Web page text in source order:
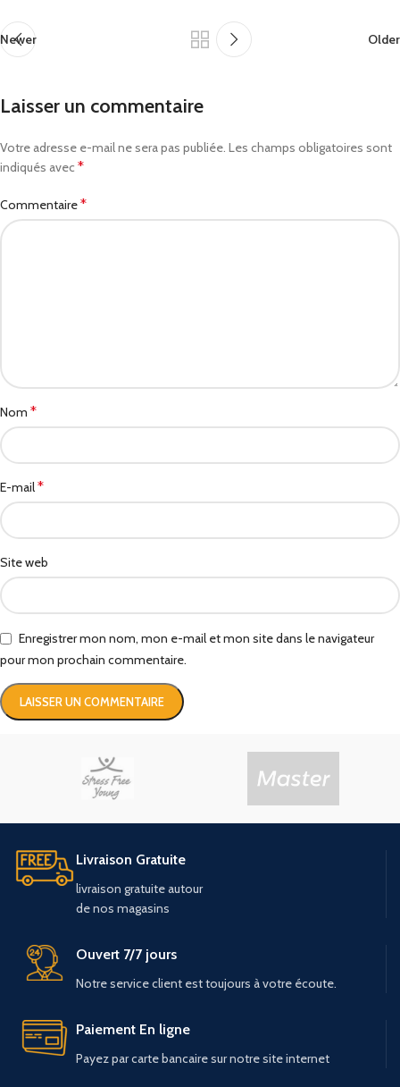
Newer Older
Laisser un commentaire
Votre adresse e-mail ne sera pas publiée. Les champs obligatoires sont
indiqués avec *
Commentaire*
Nom *
E-mail*
Site web
Enregistrer mon nom, mon e-mail et mon site dans le navigateur
pour mon prochain commentaire.
Livraison Gratuite
livraison gratuiteautour
denos magasins
Ouvert 7/7 jours
Notre service client est toujours à votre écoute.
Paiement En ligne
Payez par carte bancaire sur notre site internet